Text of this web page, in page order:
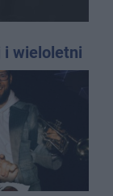
i wieloletni